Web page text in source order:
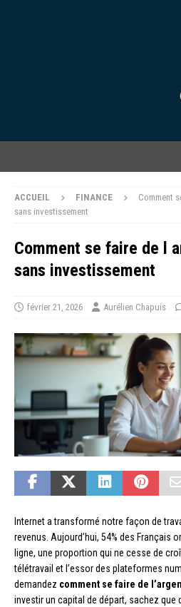
ACCUEIL FINANCE
Comment
sans investissement
Comment se faire de l
sans investissement
février 21, 2026 Aurélien Chapuis
Internet a transformé notre façon de
revenus. Aujourd’hui, 54% des Français
ligne, une proportion qui ne cesse de
télétravail et l’essor des plateformes
demandez comment se faire de
investir un capital de départ, sachez